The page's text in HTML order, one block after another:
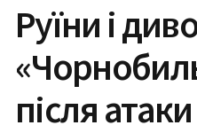
Руїни і
після атаки